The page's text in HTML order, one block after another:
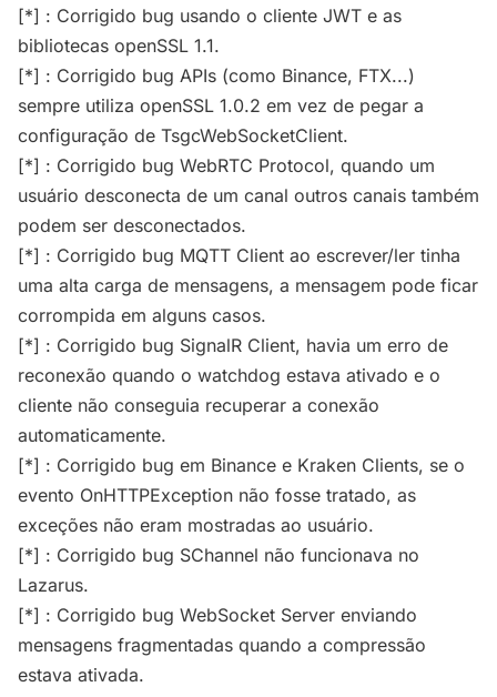
[*] : Corrigido bug usando o cliente JWT e as
bibliotecas openSSL 1.1.
[*] : Corrigido bug APIs (como Binance, FTX...)
sempre utiliza openSSL 1.0.2 em vez de pegar a
configuração de TsgcWebSocketClient.
[*] : Corrigido bug WebRTC Protocol, quando um
usuário desconecta de um canal outros canais também
podem ser desconectados.
[*] : Corrigido bug MQTT Client ao escrever/ler tinha
uma alta carga de mensagens, a mensagem pode ficar
corrompida em alguns casos.
[*] : Corrigido bug SignalR Client, havia um erro de
reconexão quando o watchdog estava ativado e o
cliente não conseguia recuperar a conexão
automaticamente.
[*] : Corrigido bug em Binance e Kraken Clients, se o
evento OnHTTPException não fosse tratado, as
exceções não eram mostradas ao usuário.
[*] : Corrigido bug SChannel não funcionava no
Lazarus.
[*] : Corrigido bug WebSocket Server enviando
mensagens fragmentadas quando a compressão
estava ativada.